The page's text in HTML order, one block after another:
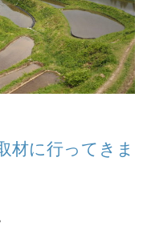
材に行ってきま